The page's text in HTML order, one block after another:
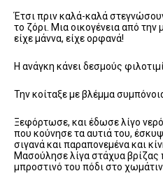
Έτσι πριν καλά-καλά
το ζόρι. Μια οικογένεια από την
είχε μάννα, είχε ορφανά!
Η ανάγκη κάνει δεσμούς
Την κοίταξε με βλέμμα
Ξεφόρτωσε, και έδωσε λίγο
που κούνησε τα αυτιά του,
σιγανά και παραπονεμένα και
Μασούλησε λίγα στάχυα βρίζας
μπροστινό του πόδι στο